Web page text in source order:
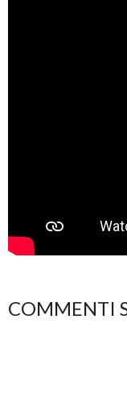
COMMENTI